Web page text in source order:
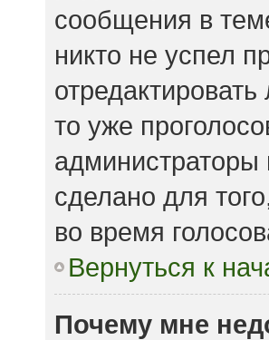
сообщения в
никто не успел
то уже
администраторы
сделано для
во время
Вернуться к
Почему мне